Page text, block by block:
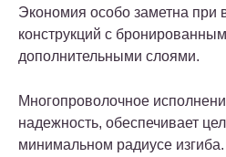
Экономия особо заметна при
конструкций с
дополнительными слоями.
Многопроволочное
надежность, обеспечивает
минимальном радиусе